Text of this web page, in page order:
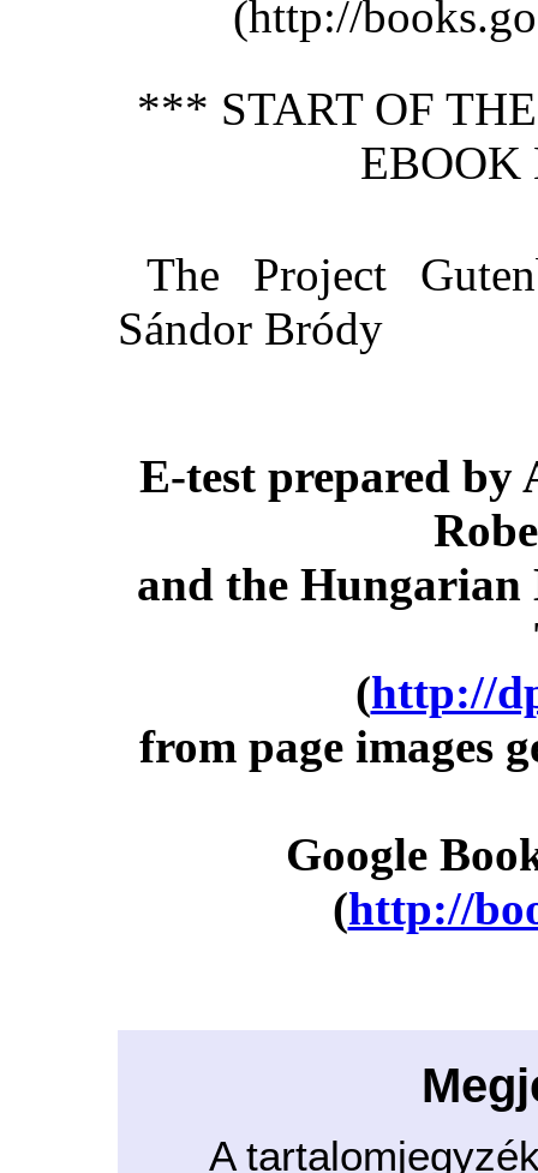
(http://
*** START OF
The Project
Sándor Bródy
E-test prepared
and the
(http://
from page images
Google
(http://
A